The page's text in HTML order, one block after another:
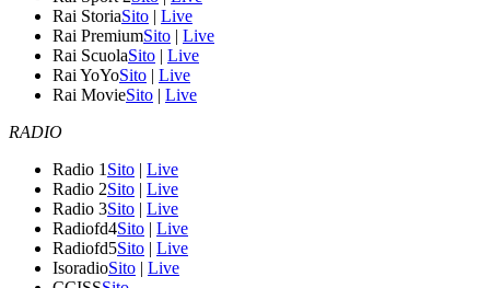
Rai StoriaSito | Live
Rai PremiumSito | Live
Rai ScuolaSito | Live
Rai YoYoSito | Live
Rai MovieSito | Live
RADIO
Radio 1 Sito | Live
Radio 2Sito | Live
Radio 3Sito | Live
Radiofd4Sito | Live
Radiofd5Sito | Live
IsoradioSito | Live